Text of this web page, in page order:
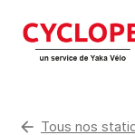
arrow_back Tous nos